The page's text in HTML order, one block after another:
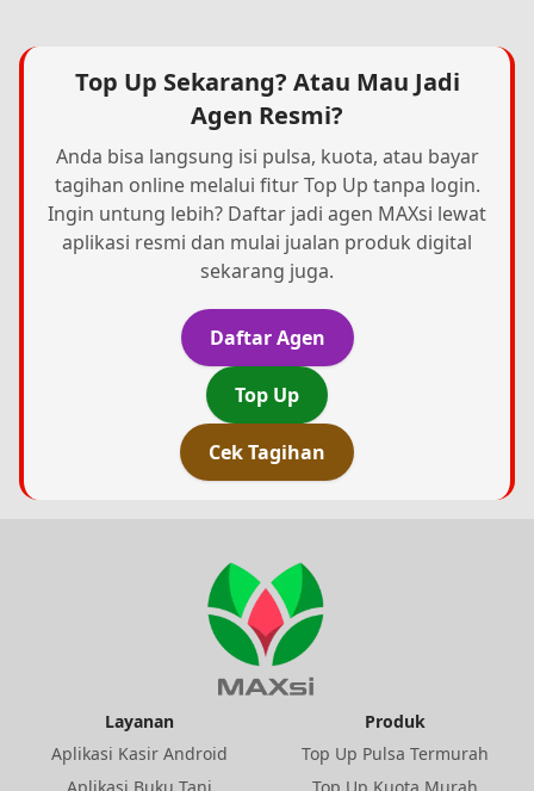
Top Up Sekarang? Atau Mau Jadi
Agen Resmi?
Anda bisa langsung isi pulsa, kuota, atau bayar
tagihan online melalui fitur Top Up tanpa login.
Ingin untung lebih? Daftar jadi agen MAXsi lewat
aplikasi resmi dan mulai jualan produk digital
sekarang juga.
Daftar Agen
Top Up
Cek Tagihan
Layanan
Aplikasi Kasir Android
Produk
Top Up Pulsa Termurah